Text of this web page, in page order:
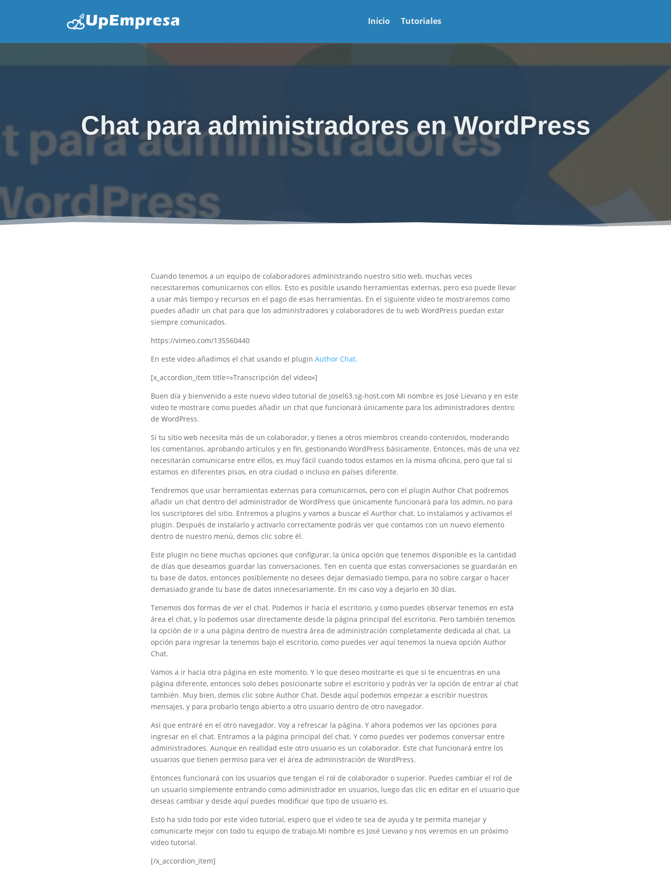
Inicio Tutoriales
Chat para administradores en WordPress
Cuando tenemos a un equipo de colaboradores administrando nuestro sitio web, muchas veces
necesitaremos comunicarnos con ellos. Esto es posible usando herramientas externas, pero eso puede llevar
a usar más tiempo y recursos en el pago de esas herramientas. En el siguiente video te mostraremos como
puedes añadir un chat para que los administradores y colaboradores de tu web WordPress puedan estar
siempre comunicados.
https://vimeo.com/135560440
En este video añadimos el chat usando el pluginAuthor Chat.
[x_accordion_item title=»Transcripción del video»]
Buen día y bienvenido a este nuevo video tutorial de josel63.sg-host.com Mi nombre es José Lievano y en este
video te mostrare como puedes añadir un chat que funcionará únicamente para los administradores dentro
de WordPress.
Si tu sitio web necesita más de un colaborador, y tienes a otros miembros creando contenidos, moderando
los comentarios, aprobando artículos y en fin, gestionando WordPress básicamente. Entonces, más de una vez
necesitarán comunicarse entre ellos, es muy fácil cuando todos estamos en la misma oficina, pero que tal si
estamos en diferentes pisos, en otra ciudad o incluso en países diferente.
Tendremos que usar herramientas externas para comunicarnos, pero con el plugin Author Chat podremos
añadir un chat dentro del administrador de WordPress que únicamente funcionará para los admin, no para
los suscriptores del sitio. Entremos a plugins y vamos a buscar el Aurthor chat. Lo instalamos y activamos el
plugin. Después de instalarlo y activarlo correctamente podrás ver que contamos con un nuevo elemento
dentro de nuestro menú, demos clic sobre él.
Este plugin no tiene muchas opciones que configurar, la única opción que tenemos disponible es la cantidad
de días que deseamos guardar las conversaciones. Ten en cuenta que estas conversaciones se guardarán en
tu base de datos, entonces posiblemente no desees dejar demasiado tiempo, para no sobre cargar o hacer
demasiado grande tu base de datos innecesariamente. En mi caso voy a dejarlo en 30 días.
Tenemos dos formas de ver el chat. Podemos ir hacia el escritorio, y como puedes observar tenemos en esta
área el chat, y lo podemos usar directamente desde la página principal del escritorio. Pero también tenemos
la opción de ir a una página dentro de nuestra área de administración completamente dedicada al chat. La
opción para ingresar la tenemos bajo el escritorio, como puedes ver aquí tenemos la nueva opción Author
Chat.
Vamos a ir hacia otra página en este momento. Y lo que deseo mostrarte es que si te encuentras en una
página diferente, entonces solo debes posicionarte sobre el escritorio y podrás ver la opción de entrar al chat
también. Muy bien, demos clic sobre Author Chat. Desde aquí podemos empezar a escribir nuestros
mensajes, y para probarlo tengo abierto a otro usuario dentro de otro navegador.
Así que entraré en el otro navegador. Voy a refrescar la página. Y ahora podemos ver las opciones para
ingresar en el chat. Entramos a la página principal del chat. Y como puedes ver podemos conversar entre
administradores. Aunque en realidad este otro usuario es un colaborador. Este chat funcionará entre los
usuarios que tienen permiso para ver el área de administración de WordPress.
Entonces funcionará con los usuarios que tengan el rol de colaborador o superior. Puedes cambiar el rol de
un usuario simplemente entrando como administrador en usuarios, luego das clic en editar en el usuario que
deseas cambiar y desde aquí puedes modificar que tipo de usuario es.
Esto ha sido todo por este video tutorial, espero que el video te sea de ayuda y te permita manejar y
comunicarte mejor con todo tu equipo de trabajo.Mi nombre es José Lievano y nos veremos en un próximo
video tutorial.
[/x_accordion_item]